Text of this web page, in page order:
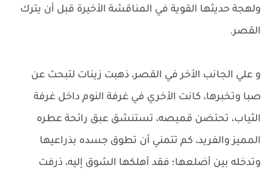
ولهجة حديثها القوية في المناقشة الأخيرة قبل أن يترك
القصر.
و علي الجانب الأخر في القصر، ذهبت زينات لتبحث عن
صبا وتخبرها، كانت الأخري في غرفة النوم داخل غرفة
الثياب، تحتضن قميصه، تستنشق عبق رائحة عطره
المميز والفريد، كم تتمني أن تطوق جسده بذراعيها
وتدخله بين أضلعها؛ فقد أهلكها الشوق إليه، ذرفت